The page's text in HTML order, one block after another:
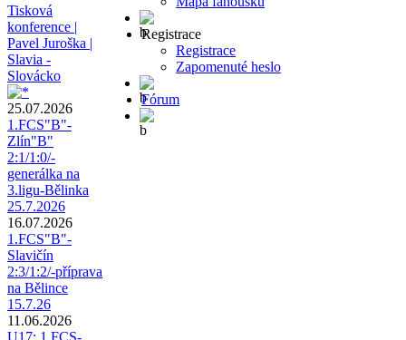
Tisková
konference |
Pavel Juroška |
Slavia -
Slovácko
25.07.2026
1.FCS"B"-
Zlín"B"
2:1/1:0/-
generálka na
3.ligu-Bělinka
25.7.2026
16.07.2026
1.FCS"B"-
Slavičín
2:3/1:2/-příprava
na Bělince
15.7.26
11.06.2026
U17: 1.FCS-
Registrace
Registrace
Zapomenuté heslo
Fórum